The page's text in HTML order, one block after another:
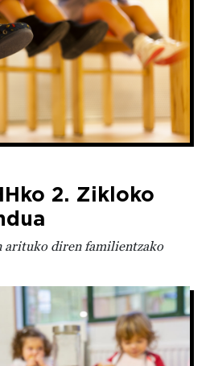
2. Zikloko
arituko diren familientzako